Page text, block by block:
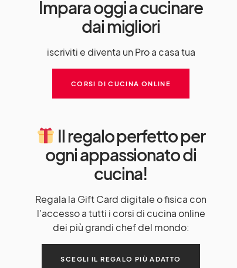
Impara oggi a cucinare
dai migliori
iscriviti e diventa un Pro a casa tua
CORSI DI CUCINA ONLINE
Il regalo perfetto per
ogni appassionato di
cucina!
Regala la Gift Card digitale o fisica con
l'accesso a tutti i corsi di cucina online
dei più grandi chef del mondo:
SCEGLI IL REGALO PIÙ ADATTO